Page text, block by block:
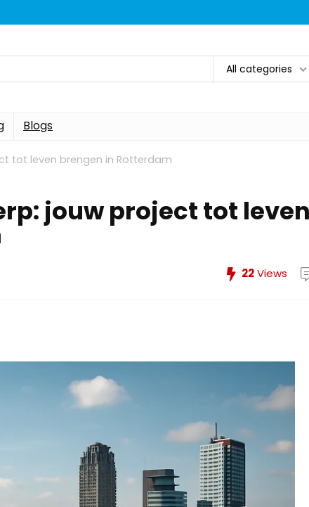
All categories
Blogs
tot leven brengen in Rotterdam
jouw project tot leven
22Views